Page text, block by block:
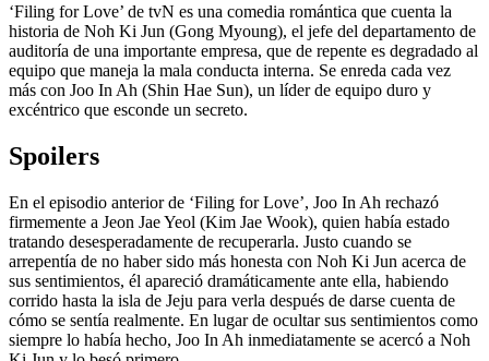
‘Filing for Love’ de tvN es una comedia romántica que cuenta la
historia de Noh Ki Jun (Gong Myoung), el jefe del departamento de
auditoría de una importante empresa, que de repente es degradado al
equipo que maneja la mala conducta interna. Se enreda cada vez
más con Joo In Ah (Shin Hae Sun), un líder de equipo duro y
excéntrico que esconde un secreto.
Spoilers
En el episodio anterior de ‘Filing for Love’, Joo In Ah rechazó
firmemente a Jeon Jae Yeol (Kim Jae Wook), quien había estado
tratando desesperadamente de recuperarla. Justo cuando se
arrepentía de no haber sido más honesta con Noh Ki Jun acerca de
sus sentimientos, él apareció dramáticamente ante ella, habiendo
corrido hasta la isla de Jeju para verla después de darse cuenta de
cómo se sentía realmente. En lugar de ocultar sus sentimientos como
siempre lo había hecho, Joo In Ah inmediatamente se acercó a Noh